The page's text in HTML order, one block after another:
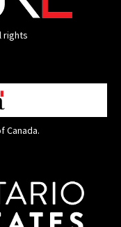
rights
Canada.